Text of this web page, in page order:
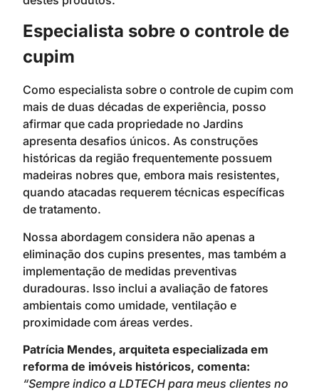
Especialista sobre o controle de
cupim
Como especialista sobre o controle de cupim com
mais de duas décadas de experiência, posso
afirmar que cada propriedade no Jardins
apresenta desafios únicos. As construções
históricas da região frequentemente possuem
madeiras nobres que, embora mais resistentes,
quando atacadas requerem técnicas específicas
de tratamento.
Nossa abordagem considera não apenas a
eliminação dos cupins presentes, mas também a
implementação de medidas preventivas
duradouras. Isso inclui a avaliação de fatores
ambientais como umidade, ventilação e
proximidade com áreas verdes.
Patrícia Mendes, arquiteta especializada em
reforma de imóveis históricos, comenta:
“Sempre indico a LDTECH para meus clientes no